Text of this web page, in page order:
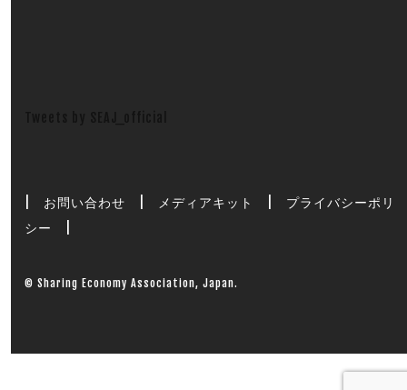
お問い合わせ メディアキット
プライバシーポリ
シー
© Sharing Economy Association, Japan.